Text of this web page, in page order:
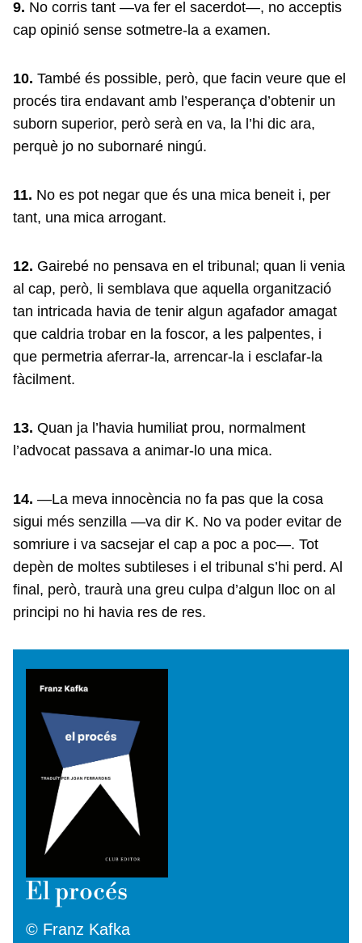
9. No corris tant —va fer el sacerdot—, no acceptis
cap opinió sense sotmetre-la a examen.
10. També és possible, però, que facin veure que el
procés tira endavant amb l’esperança d’obtenir un
suborn superior, però serà en va, la l’hi dic ara,
perquè jo no subornaré ningú.
11. No es pot negar que és una mica beneit i, per
tant, una mica arrogant.
12. Gairebé no pensava en el tribunal; quan li venia
al cap, però, li semblava que aquella organització
tan intricada havia de tenir algun agafador amagat
que caldria trobar en la foscor, a les palpentes, i
que permetria aferrar-la, arrencar-la i esclafar-la
fàcilment.
13. Quan ja l’havia humiliat prou, normalment
l’advocat passava a animar-lo una mica.
14. —La meva innocència no fa pas que la cosa
sigui més senzilla —va dir K. No va poder evitar de
somriure i va sacsejar el cap a poc a poc—. Tot
depèn de moltes subtileses i el tribunal s’hi perd. Al
final, però, traurà una greu culpa d’algun lloc on al
principi no hi havia res de res.
El procés
© Franz Kafka